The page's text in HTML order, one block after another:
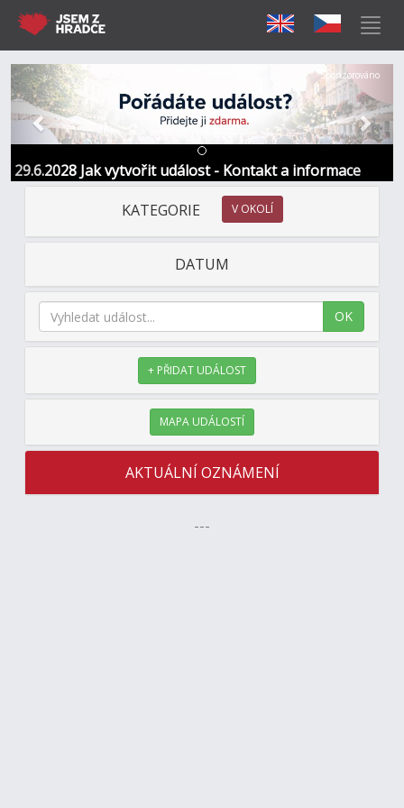
29.6.2028 Jak vytvořit událost - Kontakt a informace
Předchozí Další
Sponzorováno
KATEGORIE V OKOLÍ
DATUM
OK
+ PŘIDAT UDÁLOST
MAPA UDÁLOSTÍ
AKTUÁLNÍ OZNÁMENÍ
---